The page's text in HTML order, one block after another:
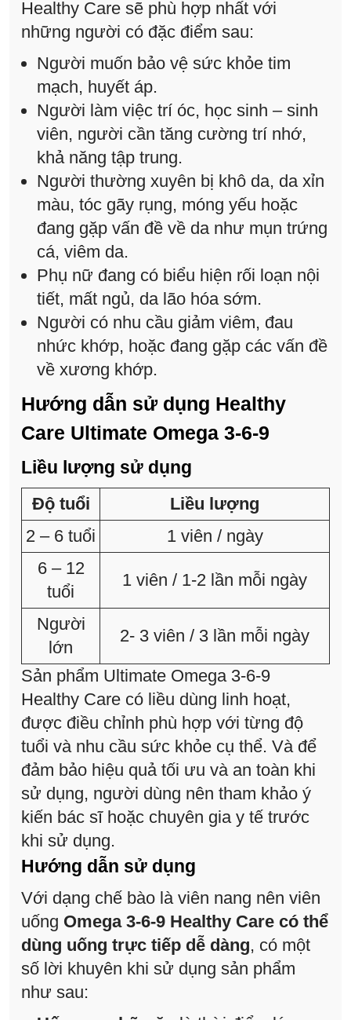
Healthy Care sẽ phù hợp nhất với
những người có đặc điểm sau:
Người muốn bảo vệ sức khỏe tim
mạch, huyết áp.
Người làm việc trí óc, học sinh – sinh
viên, người cần tăng cường trí nhớ,
khả năng tập trung.
Người thường xuyên bị khô da, da xỉn
màu, tóc gãy rụng, móng yếu hoặc
đang gặp vấn đề về da như mụn trứng
cá, viêm da.
Phụ nữ đang có biểu hiện rối loạn nội
tiết, mất ngủ, da lão hóa sớm.
Người có nhu cầu giảm viêm, đau
nhức khớp, hoặc đang gặp các vấn đề
về xương khớp.
Hướng dẫn sử dụng Healthy
Care Ultimate Omega 3-6-9
Liều lượng sử dụng
Độ tuổi
Liều lượng
2 – 6 tuổi
1 viên / ngày
6 – 12
tuổi
1 viên / 1-2 lần mỗi ngày
Người
lớn
2- 3 viên / 3 lần mỗi ngày
Sản phẩm Ultimate Omega 3-6-9
Healthy Care có liều dùng linh hoạt,
được điều chỉnh phù hợp với từng độ
tuổi và nhu cầu sức khỏe cụ thể. Và để
đảm bảo hiệu quả tối ưu và an toàn khi
sử dụng, người dùng nên tham khảo ý
kiến bác sĩ hoặc chuyên gia y tế trước
khi sử dụng.
Hướng dẫn sử dụng
Với dạng chế bào là viên nang nên viên
uống Omega 3-6-9 Healthy Care có thể
dùng uống trực tiếp dễ dàng, có một
số lời khuyên khi sử dụng sản phẩm
như sau: